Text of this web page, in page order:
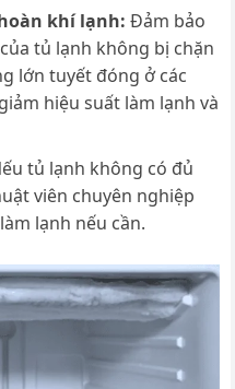
khí lạnh:Đảm bảo
tủ lạnh không bị chặn
lớn tuyết đóng ở các
hiệu suất làm lạnh và
tủ lạnh không có đủ
viên chuyên nghiệp
lạnh nếu cần.